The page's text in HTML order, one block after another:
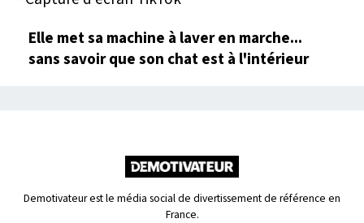
Elle met sa machine à laver en marche...
sans savoir que son chat est à l'intérieur
Demotivateur est le média social de divertissement de référence en
France.